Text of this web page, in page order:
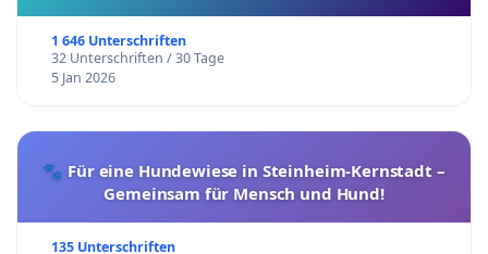
1 646 Unterschriften
32 Unterschriften / 30 Tage
5 Jan 2026
🐾 Für eine Hundewiese in Steinheim-Kernstadt –
Gemeinsam für Mensch und Hund!
135 Unterschriften